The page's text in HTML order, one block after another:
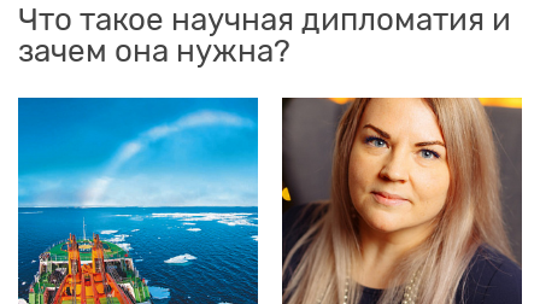
Что такое научная дипломатия и
зачем она нужна?